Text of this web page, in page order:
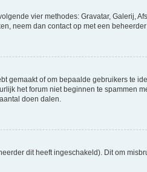
vier methodes: Gravatar, Galerij,
neem dan contact op met een
of om bepaalde gebruikers te
het forum niet beginnen te spammen
doen dalen.
dit heeft ingeschakeld). Dit om